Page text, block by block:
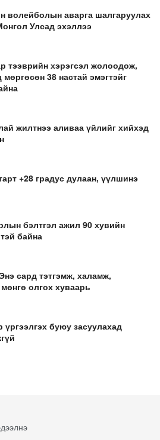
волейболын аварга шалгаруулах
Улсад эхэллээ
тээврийн хэрэгсэл жолоодож,
38 настай эмэгтэйг
жилтнээ аливаа үйлийг хийхэд
+28 градус дулаан, үүлшинэ
бэлтгэл ажил 90 хувийн
байна
сард тэтгэмж, халамж,
олгох хуваарь
үргээлгэх буюу засуулахад